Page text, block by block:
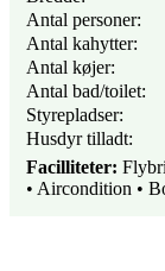
Antal personer:
Antal kahytter:
Antal køjer:
Antal bad/toilet:
Styrepladser:
Husdyr tilladt:
Facilliteter:
• Aircondition •